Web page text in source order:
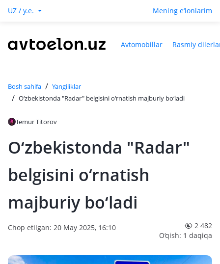
UZ / y.e. Mening e‘lonlarim
Avtomobillar Rasmiy
Bosh sahifa / Yangiliklar
/ O‘zbekistonda "Radar" belgisini o‘rnatish majburiy bo‘ladi
Temur Titorov
O‘zbekistonda "Radar"
belgisini o‘rnatish
majburiy bo‘ladi
Chop etilgan: 20 May 2025, 16:10
2 482
O‘qish: 1 daqiqa